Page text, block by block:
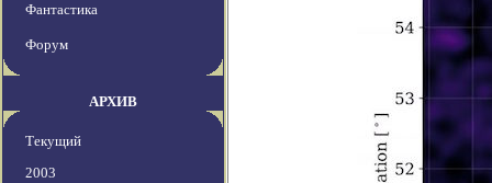
Фантастика
Форум
АРХИВ
Текущий
2003